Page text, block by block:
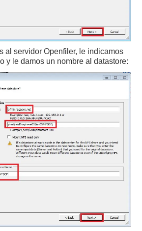
al servidor Openfiler, le indicamos
y le damos un nombre al datastore: